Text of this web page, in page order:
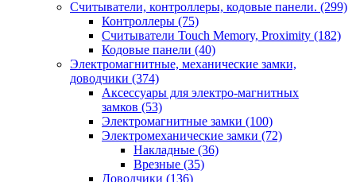
Считыватели, контроллеры, кодовые панели. (299)
Контроллеры (75)
Считыватели Touch Memory, Proximity (182)
Кодовые панели (40)
Электромагнитные, механические замки,
доводчики (374)
Аксессуары для электро-магнитных
замков (53)
Электромагнитные замки (100)
Электромеханические замки (72)
Накладные (36)
Врезные (35)
Доводчики (136)